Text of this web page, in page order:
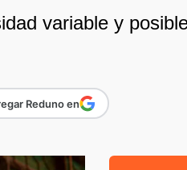
variable y
Reduno en